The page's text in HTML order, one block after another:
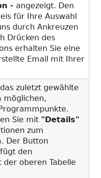
- angezeigt. Den
für Ihre Auswahl
durch Ankreuzen
Drücken des
erhalten Sie eine
Email mit Ihrer
zuletzt gewählte
möglichen,
Sie mit "Details"
zum
Der Button
fügt den
oberen Tabelle